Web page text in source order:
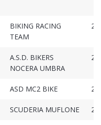
BIKING RACING
TEAM
A.S.D. BIKERS
NOCERA UMBRA
ASD MC2 BIKE
SCUDERIA MUFLONE